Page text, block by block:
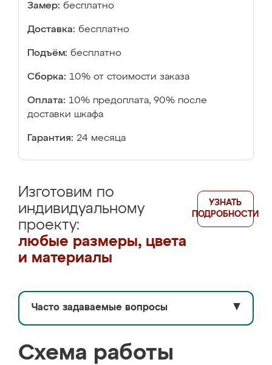
Замер: бесплатно
Доставка: бесплатно
Подъём: бесплатно
Сборка: 10% от стоимости заказа
Оплата: 10% предоплата, 90% после
доставки шкафа
Гарантия: 24 месяца
Изготовим по
индивидуальному
проекту:
любые размеры, цвета
и материалы
УЗНАТЬ
ПОДРОБНОСТИ
Часто задаваемые вопросы ▼
Схема работы